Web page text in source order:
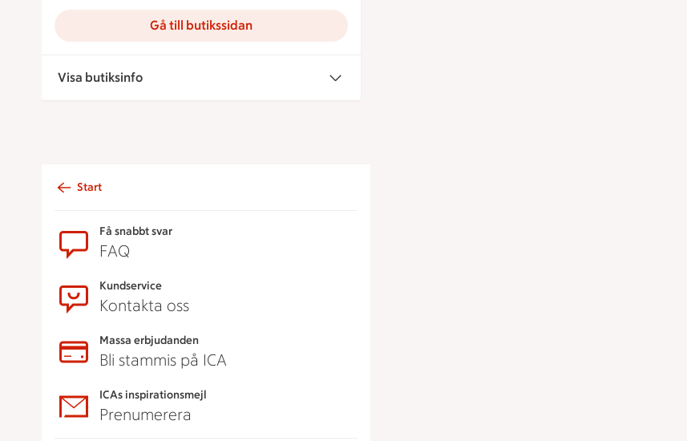
Gå till butikssidan
Visa butiksinfo
Start
Få snabbt svar
FAQ
Kundservice
Kontakta oss
Massa erbjudanden
Bli stammis på ICA
ICAs inspirationsmejl
Prenumerera